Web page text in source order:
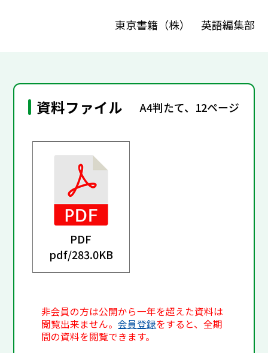
東京書籍（株） 英語編集部
資料ファイル A4判たて、12ページ
PDF
pdf/283.0KB
非会員の方は公開から一年を超えた資料は
閲覧出来ません。会員登録をすると、全期
間の資料を閲覧できます。